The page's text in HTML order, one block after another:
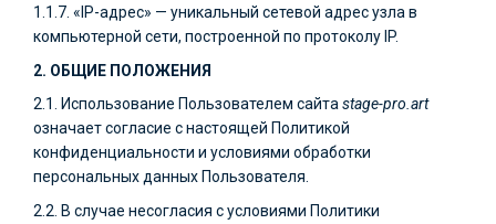
1.1.7. «IP-адрес» — уникальный сетевой адрес узла в
компьютерной сети, построенной по протоколу IP.
2. ОБЩИЕ ПОЛОЖЕНИЯ
2.1. Использование Пользователем сайтаstage-pro.art
означает согласие с настоящей Политикой
конфиденциальности и условиями обработки
персональных данных Пользователя.
2.2. В случае несогласия с условиями Политики